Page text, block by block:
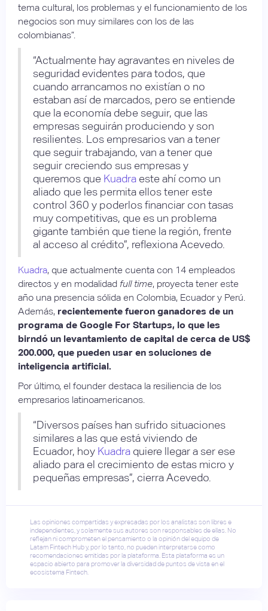
tema cultural, los problemas y el funcionamiento de los
negocios son muy similares con los de las
colombianas”.
“Actualmente hay agravantes en niveles de
seguridad evidentes para todos, que
cuando arrancamos no existían o no
estaban así de marcados, pero se entiende
que la economía debe seguir, que las
empresas seguirán produciendo y son
resilientes. Los empresarios van a tener
que seguir trabajando, van a tener que
seguir creciendo sus empresas y
queremos que Kuadra este ahí como un
aliado que les permita ellos tener este
control 360 y poderlos financiar con tasas
muy competitivas, que es un problema
gigante también que tiene la región, frente
al acceso al crédito”, reflexiona Acevedo.
Kuadra, que actualmente cuenta con 14 empleados
directos y en modalidad full time, proyecta tener este
año una presencia sólida en Colombia, Ecuador y Perú.
Además, recientemente fueron ganadores de un
programa de Google For Startups, lo que les
birndó un levantamiento de capital de cerca de US$
200.000, que pueden usar en soluciones de
inteligencia artificial.
Por último, el founder destaca la resiliencia de los
empresarios latinoamericanos.
“Diversos países han sufrido situaciones
similares a las que está viviendo de
Ecuador, hoy Kuadra quiere llegar a ser ese
aliado para el crecimiento de estas micro y
pequeñas empresas”, cierra Acevedo.
Las opiniones compartidas y expresadas por los analistas son libres e
independientes, y solamente sus autores son responsables de ellas. No
reflejan ni comprometen el pensamiento o la opinión del equipo de
Latam Fintech Hub y, por lo tanto, no pueden interpretarse como
recomendaciones emitidas por la plataforma. Esta plataforma es un
espacio abierto para promover la diversidad de puntos de vista en el
ecosistema Fintech.